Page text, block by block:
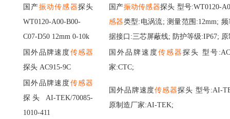
国产振动传感器探头
WT0120-A00-B00-
C07-D50 12mm 0-10k
国产振动传感器探头 型号:WT0120-
感器类型:电涡流; 测量范围:12mm;
据接口:三芯屏蔽线; 防护等级:IP67;
国外品牌速度传感器
探头 AC915-9C
国外品牌速度传感器探头 型号
家:CTC;
国外品牌速度传感器
探头
AI-TEK/70085-
1010-411
国外品牌速度传感器探头 型号:AI-
原制造厂家:AI-TEK;